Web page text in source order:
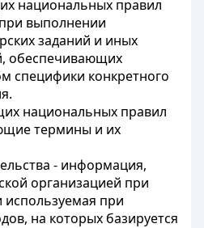
национальных правил
выполнении
заданий и иных
обеспечивающих
специфики конкретного
национальных правил
термины и их
- информация,
организацией при
используемая при
на которых базируется